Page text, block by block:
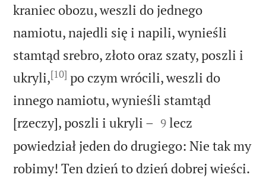
kraniec obozu, weszli do jednego
namiotu, najedli się i napili, wynieśli
stamtąd srebro, złoto oraz szaty, poszli i
ukryli,[10] po czym wrócili, weszli do
innego namiotu, wynieśli stamtąd
[rzeczy], poszli i ukryli – 

9 lecz
powiedział jeden do drugiego: Nie tak my
robimy! Ten dzień to dzień dobrej wieści.